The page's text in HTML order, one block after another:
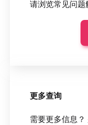
请浏览常见问题
更多查询
需要更多信息